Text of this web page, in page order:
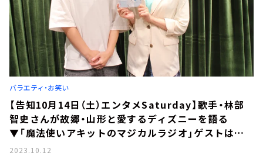
今日の番組表
週間番組表
トピックス
TBS Podcast
お知らせ
イベント・グッズ
YouTube
会社情報
バラエティ・お笑い
【告知10月14日（土）エンタメSaturday】歌手・林部
智史さんが故郷・山形と愛するディズニーを語る
▼「魔法使いアキットのマジカルラジオ」ゲストはフ
レアバーテンダー富田晶子さん
2023.10.12